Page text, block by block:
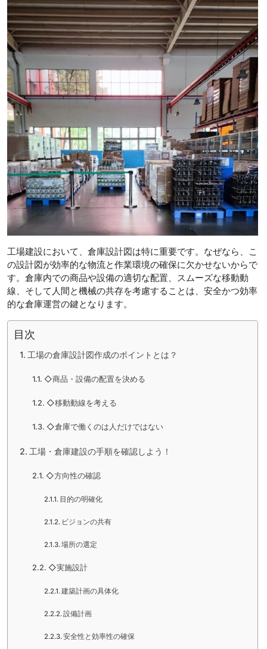
工場建設において、倉庫設計図は特に重要です。なぜなら、こ
の設計図が効率的な物流と作業環境の確保に欠かせないからで
す。倉庫内での商品や設備の適切な配置、スムーズな移動動
線、そして人間と機械の共存を考慮することは、安全かつ効率
的な倉庫運営の鍵となります。
目次
工場の倉庫設計図作成のポイントとは？
◇商品・設備の配置を決める
◇移動動線を考える
◇倉庫で働くのは人だけではない
工場・倉庫建設の手順を確認しよう！
◇方向性の確認
目的の明確化
ビジョンの共有
場所の選定
◇実施設計
建築計画の具体化
設備計画
安全性と効率性の確保